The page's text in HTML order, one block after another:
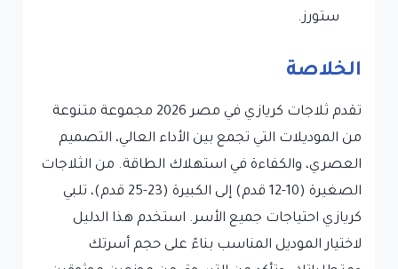
ستورز.
الخلاصة
تقدم ثلاجات كريازي في مصر 2026 مجموعة متنوعة
من الموديلات التي تجمع بين الأداء العالي، التصميم
العصري، والكفاءة في استهلاك الطاقة. من الثلاجات
الصغيرة (10-12 قدم) إلى الكبيرة (23-25 قدم)، تلبي
كريازي احتياجات جميع الأسر. استخدم هذا الدليل
لاختيار الموديل المناسب بناءً على حجم أسرتك